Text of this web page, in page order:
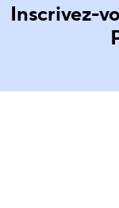
Inscrivez-